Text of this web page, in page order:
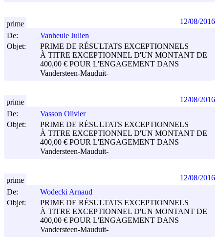
De:
Vanheule Julien
Objet:
PRIME DE RÉSULTATS EXCEPTIONNELS
À TITRE EXCEPTIONNEL D'UN MONTANT DE
400,00 € POUR L'ENGAGEMENT DANS
Vandersteen-Mauduit-
prime 12/08/2016
De:
Vasson Olivier
Objet:
PRIME DE RÉSULTATS EXCEPTIONNELS
À TITRE EXCEPTIONNEL D'UN MONTANT DE
400,00 € POUR L'ENGAGEMENT DANS
Vandersteen-Mauduit-
prime 12/08/2016
De:
Wodecki Arnaud
Objet:
PRIME DE RÉSULTATS EXCEPTIONNELS
À TITRE EXCEPTIONNEL D'UN MONTANT DE
400,00 € POUR L'ENGAGEMENT DANS
Vandersteen-Mauduit-
prime 12/08/2016